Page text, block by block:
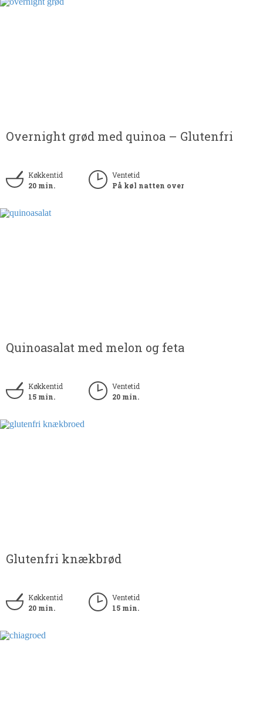
Overnight grød med quinoa – Glutenfri
Køkkentid
20 min.
Ventetid
På køl natten over
Quinoasalat med melon og feta
Køkkentid
15 min.
Ventetid
20 min.
Glutenfri knækbrød
Køkkentid
20 min.
Ventetid
15 min.